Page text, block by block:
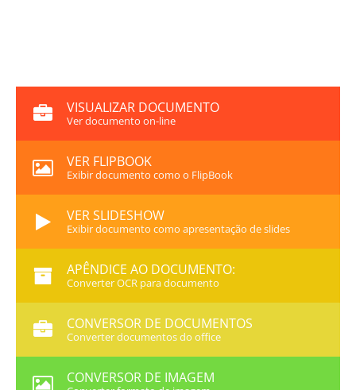
VISUALIZAR DOCUMENTO
Ver documento on-line
VER FLIPBOOK
Exibir documento como o FlipBook
VER SLIDESHOW
Exibir documento como apresentação de slides
APÊNDICE AO DOCUMENTO:
Converter OCR para documento
CONVERSOR DE DOCUMENTOS
Converter documentos do office
CONVERSOR DE IMAGEM